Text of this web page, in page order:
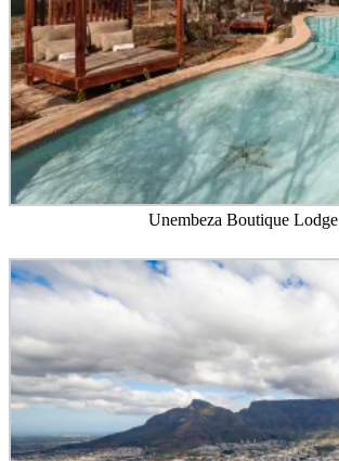
Unembeza Boutique Lodge